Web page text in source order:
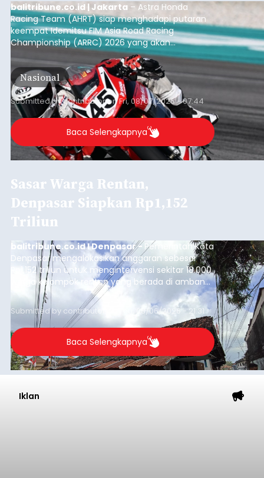
balitribune.co.id | Jakarta – Astra Honda
Racing Team (AHRT) siap menghadapi putaran
keempat Idemitsu FIM Asia Road Racing
Championship (ARRC) 2026 yang akan
berlangsung di Pertamina Mandalika
International Circuit, Lombok, Nusa Tenggara
Barat, pada 7–9 Agustus 2026.
Nasional
Submitted bycontributoronFri, 08/07/2026 - 07:44
Baca Selengkapnya
Sasar Warga Rentan,
Denpasar Siapkan Rp1,152
Triliun
balitribune.co.id I Denpasar - Pemerintah Kota
Denpasar mengalokasikan anggaran sebesar
Rp1,152 triliun untuk mengintervensi sekitar 18.000
warga kelompok rentan yang berada di ambang
garis kemiskinan. Langkah strategis ini diambil
guna menjaga masyarakat yang berada pada
kelompok desil 5 dan 6 tersebut agar tidak
merosot ke kategori miskin.
Submitted by contributor Thu, 08/06/2026 - 21:31
Baca Selengkapnya
Iklan